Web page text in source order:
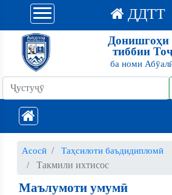
ДДТТ
Донишгоҳи
тиббии
ба номи
Асосӣ Таҳсилоти баъдидипломӣ
Такмили ихтисос
Маълумоти умумӣ